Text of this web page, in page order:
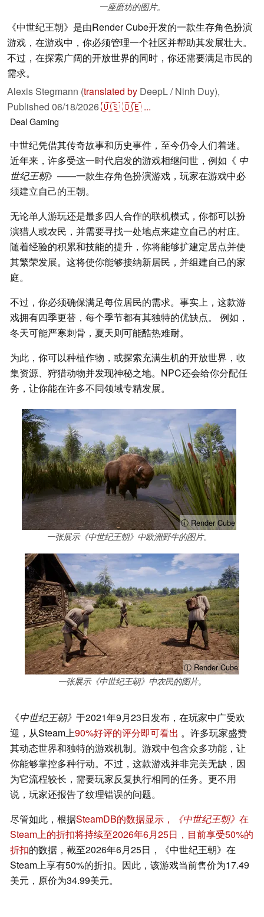
一座磨坊的图片。
《中世纪王朝》是由Render Cube开发的一款生存角色扮演
游戏，在游戏中，你必须管理一个社区并帮助其发展壮大。
不过，在探索广阔的开放世界的同时，你还需要满足市民的
需求。
Alexis Stegmann (translated by DeepL / Ninh Duy),
Published 06/18/2026🇺🇸🇩🇪 ...
DealGaming
中世纪凭借其传奇故事和历史事件，至今仍令人们着迷。
近年来，许多受这一时代启发的游戏相继问世，例如《 中
世纪王朝》——一款生存角色扮演游戏，玩家在游戏中必
须建立自己的王朝。
无论单人游玩还是最多四人合作的联机模式，你都可以扮
演猎人或农民，并需要寻找一处地点来建立自己的村庄。
随着经验的积累和技能的提升，你将能够扩建定居点并使
其繁荣发展。这将使你能够接纳新居民，并组建自己的家
庭。
不过，你必须确保满足每位居民的需求。事实上，这款游
戏拥有四季更替，每个季节都有其独特的优缺点。 例如，
冬天可能严寒刺骨，夏天则可能酷热难耐。
为此，你可以种植作物，或探索充满生机的开放世界，收
集资源、狩猎动物并发现神秘之地。NPC还会给你分配任
务，让你能在许多不同领域专精发展。
ⓘ Render Cube
一张展示《中世纪王朝》中欧洲野牛的图片。
ⓘ Render Cube
一张展示《中世纪王朝》中农民的图片。
《中世纪王朝》 于2021年9月23日发布，在玩家中广受欢
迎，从Steam上90%好评的评分即可看出 。许多玩家盛赞
其动态世界和独特的游戏机制。游戏中包含众多功能，让
你能够掌控多种行动。不过，这款游戏并非完美无缺，因
为它流程较长，需要玩家反复执行相同的任务。更不用
说，玩家还报告了纹理错误的问题。
尽管如此，根据SteamDB的数据显示， 《中世纪王朝》 在
Steam上的折扣将持续至2026年6月25日，目前享受50%的
折扣的数据，截至2026年6月25日，《中世纪王朝》在
Steam上享有50%的折扣。因此，该游戏当前售价为17.49
美元，原价为34.99美元。